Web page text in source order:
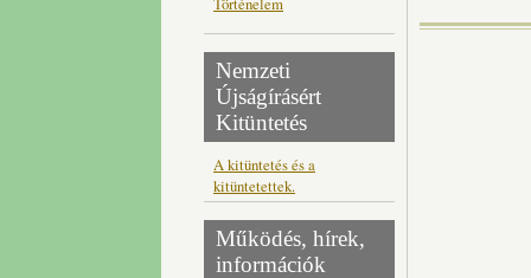
Nemzeti
Újságírásért
Kitüntetés
A kitüntetés és a
kitüntetettek.
Működés, hírek,
információk